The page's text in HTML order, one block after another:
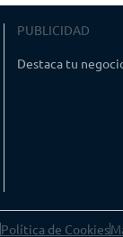
PUBLICIDAD
Destaca tu
Política de Cookies